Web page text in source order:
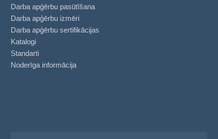
Darba apģērbu pasūtīšana
Darba apģērbu izmēri
Darba apģērbu sertifikācijas
Katalogi
Standarti
Noderīga informācija